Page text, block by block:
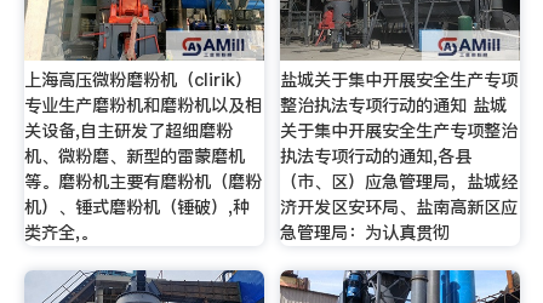
上海高压微粉磨粉机（clirik）
专业生产磨粉机和磨粉机以及相
关设备,自主研发了超细磨粉
机、微粉磨、新型的雷蒙磨机
等。磨粉机主要有磨粉机（磨粉
机）、锤式磨粉机（锤破）,种
类齐全,。
盐城关于集中开展安全生产专项
整治执法专项行动的通知 盐城
关于集中开展安全生产专项整治
执法专项行动的通知,各县
（市、区）应急管理局，盐城经
济开发区安环局、盐南高新区应
急管理局：为认真贯彻